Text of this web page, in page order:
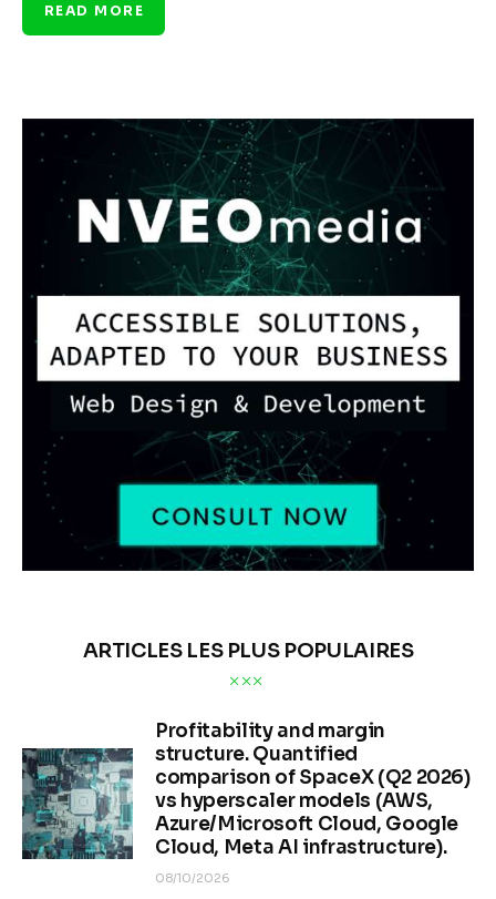
READ MORE
ARTICLES LES PLUS POPULAIRES
Profitability and margin
structure. Quantified
comparison of SpaceX (Q2 2026)
vs hyperscaler models (AWS,
Azure/Microsoft Cloud, Google
Cloud, Meta AI infrastructure).
08/10/2026